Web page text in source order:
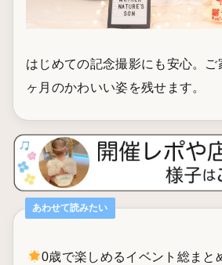
はじめての記念撮影にも安心。
ヶ月のかわいい姿を残せます。
あわせて読みたい
0歳で楽しめるイベント総まと